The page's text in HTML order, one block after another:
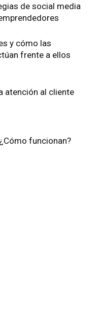
de social media
y cómo las
frente a ellos
atención al cliente
funcionan?